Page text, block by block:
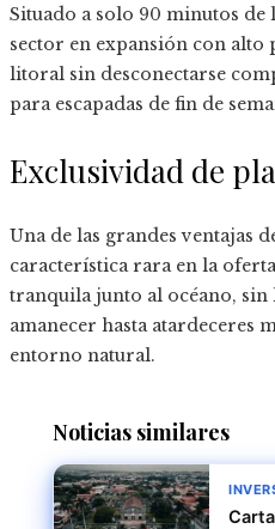
Situado a solo 90 minutos de
sector en expansión con
litoral sin desconectarse
para escapadas de fin de
Exclusividad de
Una de las grandes ventajas
característica rara en la
tranquila junto al océano, sin
amanecer hasta atardeceres
entorno natural.
Noticias similares